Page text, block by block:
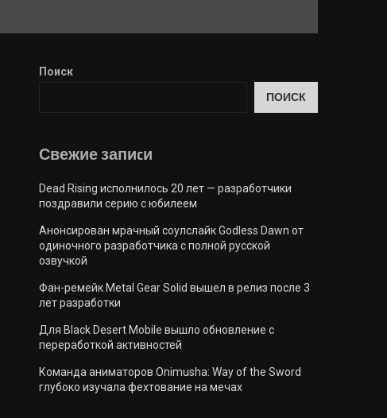
Поиск
ПОИСК
Свежие запиcи
Dead Rising исполнилось 20 лет — разработчики
поздравили серию с юбилеем
Анонсирован мрачный соулслайк Godless Dawn от
одиночного разработчика с полной русской
озвучкой
Фан-ремейк Metal Gear Solid вышел в релиз после 3
лет разработки
Для Black Desert Mobile вышло обновление с
переработкой активностей
Команда аниматоров Onimusha: Way of the Sword
глубоко изучала фехтование на мечах